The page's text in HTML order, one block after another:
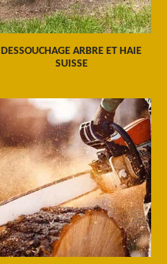
DESSOUCHAGE ARBRE ET HAIE
SUISSE